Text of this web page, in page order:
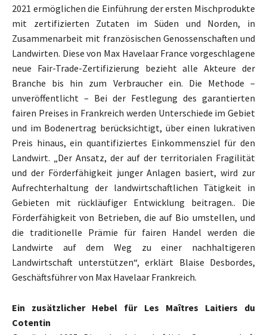
2021 ermöglichen die Einführung der ersten Mischprodukte
mit zertifizierten Zutaten im Süden und Norden, in
Zusammenarbeit mit französischen Genossenschaften und
Landwirten. Diese von Max Havelaar France vorgeschlagene
neue Fair-Trade-Zertifizierung bezieht alle Akteure der
Branche bis hin zum Verbraucher ein. Die Methode –
unveröffentlicht – Bei der Festlegung des garantierten
fairen Preises in Frankreich werden Unterschiede im Gebiet
und im Bodenertrag berücksichtigt, über einen lukrativen
Preis hinaus, ein quantifiziertes Einkommensziel für den
Landwirt. „Der Ansatz, der auf der territorialen Fragilität
und der Förderfähigkeit junger Anlagen basiert, wird zur
Aufrechterhaltung der landwirtschaftlichen Tätigkeit in
Gebieten mit rückläufiger Entwicklung beitragen.. Die
Förderfähigkeit von Betrieben, die auf Bio umstellen, und
die traditionelle Prämie für fairen Handel werden die
Landwirte auf dem Weg zu einer nachhaltigeren
Landwirtschaft unterstützen“, erklärt Blaise Desbordes,
Geschäftsführer von Max Havelaar Frankreich.
Ein zusätzlicher Hebel für Les Maîtres Laitiers du
Cotentin